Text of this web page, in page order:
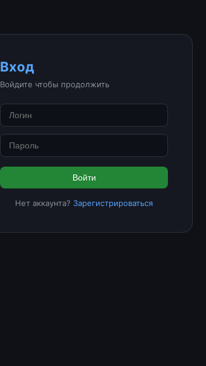
Вход
Войдите чтобы продолжить
Войти
Нет аккаунта? Зарегистрироваться